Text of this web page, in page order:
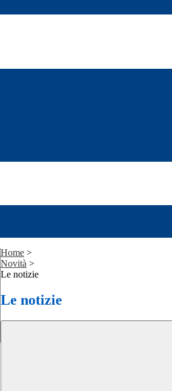
Home >
Novità >
Le notizie
Le notizie